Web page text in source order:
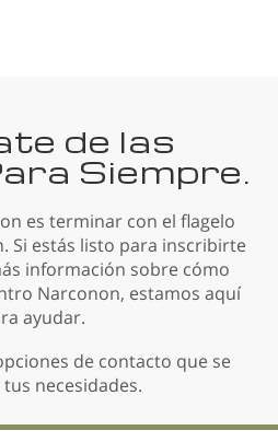
de las
Siempre.
es terminar con el flagelo
Si estás listo para inscribirte
información sobre cómo
Narconon, estamos aquí
ayudar.
de contacto que se
necesidades.